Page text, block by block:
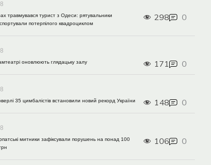
травмувався турист з Одеси: рятувальники
потерпілого квадроциклом
298 0
оновлюють глядацьку залу 171 0
35 цимбалістів встановили новий рекорд України 148 0
митники зафіксували порушень на понад 100
106 0